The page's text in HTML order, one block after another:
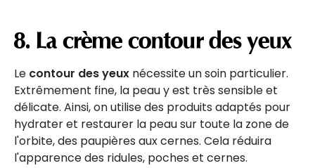
8. La crème contour des yeux
Le contour des yeux nécessite un soin particulier.
Extrêmement fine, la peau y est très sensible et
délicate. Ainsi, on utilise des produits adaptés pour
hydrater et restaurer la peau sur toute la zone de
l'orbite, des paupières aux cernes. Cela réduira
l'apparence des ridules, poches et cernes.